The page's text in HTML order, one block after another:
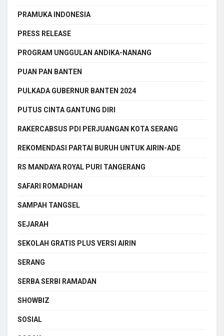
PRAMUKA INDONESIA
PRESS RELEASE
PROGRAM UNGGULAN ANDIKA-NANANG
PUAN PAN BANTEN
PULKADA GUBERNUR BANTEN 2024
PUTUS CINTA GANTUNG DIRI
RAKERCABSUS PDI PERJUANGAN KOTA SERANG
REKOMENDASI PARTAI BURUH UNTUK AIRIN-ADE
RS MANDAYA ROYAL PURI TANGERANG
SAFARI ROMADHAN
SAMPAH TANGSEL
SEJARAH
SEKOLAH GRATIS PLUS VERSI AIRIN
SERANG
SERBA SERBI RAMADAN
SHOWBIZ
SOSIAL